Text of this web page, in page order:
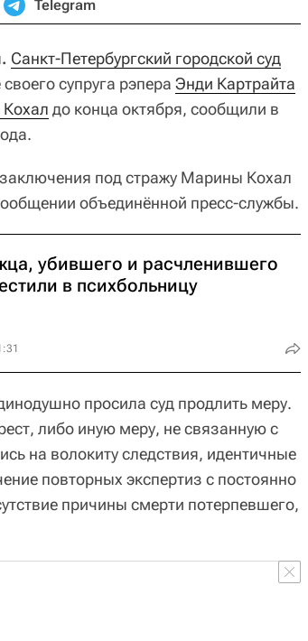
Telegram
Санкт-Петербургский городской суд
супруга рэпера Энди Картрайта
до конца октября, сообщили в
под стражу Марины Кохал
объединённой пресс-службы.
убившего и расчленившего
в психбольницу
просила суд продлить меру.
либо иную меру, не связанную с
на волокиту следствия, идентичные
повторных экспертиз с постоянно
причины смерти потерпевшего,